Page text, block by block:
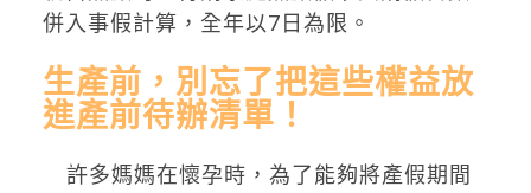
併入事假計算，全年以7日為限。
生產前，別忘了把這些權益放
進產前待辦清單！
許多媽媽在懷孕時，為了能夠將產假期間